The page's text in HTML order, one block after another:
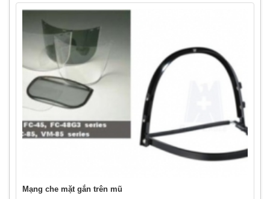
Mạng che mặt gắn trên mũ